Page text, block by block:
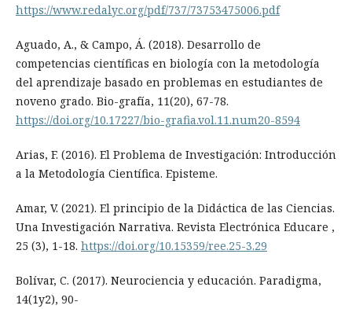
https://www.redalyc.org/pdf/737/73753475006.pdf
Aguado, A., & Campo, Á. (2018). Desarrollo de
competencias científicas en biología con la metodología
del aprendizaje basado en problemas en estudiantes de
noveno grado. Bio-grafía, 11(20), 67-78.
https://doi.org/10.17227/bio-grafia.vol.11.num20-8594
Arias, F. (2016). El Problema de Investigación: Introducción
a la Metodología Científica. Episteme.
Amar, V. (2021). El principio de la Didáctica de las Ciencias.
Una Investigación Narrativa. Revista Electrónica Educare ,
25 (3), 1-18. https://doi.org/10.15359/ree.25-3.29
Bolívar, C. (2017). Neurociencia y educación. Paradigma,
14(1y2), 90-